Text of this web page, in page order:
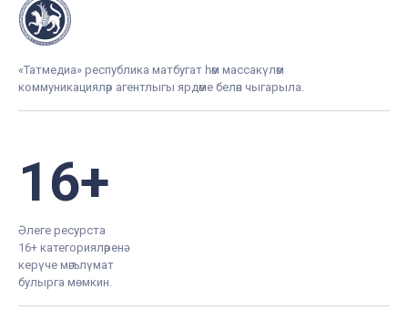
«Татмедиа» республика матбугат һәм массакүләм
коммуникацияләр агентлыгы ярдәме белән чыгарыла.
16+
Әлеге ресурста
16+ категорияләренә
керүче мәгълүмат
булырга мөмкин.